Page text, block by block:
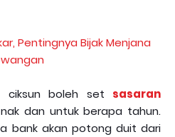
ciksun boleh set sasaran
dan untuk berapa tahun.
bank akan potong duit dari